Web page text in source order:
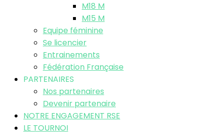
M18 M
M15 M
Equipe féminine
Se licencier
Entrainements
Fédération Française
PARTENAIRES
Nos partenaires
Devenir partenaire
NOTRE ENGAGEMENT RSE
LE TOURNOI